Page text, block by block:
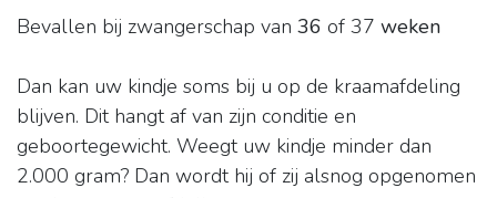
Bevallen bij zwangerschap van 36 of 37 weken
Dan kan uw kindje soms bij u op de kraamafdeling
blijven. Dit hangt af van zijn conditie en
geboortegewicht. Weegt uw kindje minder dan
2.000 gram? Dan wordt hij of zij alsnog opgenomen